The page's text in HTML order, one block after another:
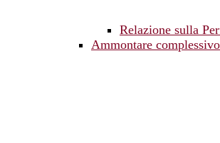
Relazione sulla
Ammontare